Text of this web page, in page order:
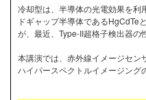
冷却型は、半導体の光電効果を利
ドギャップ半導体であるHgCdTe
が、最近、Type-II超格子検出器の
本講演では、赤外線イメージセン
ハイパースペクトルイメージング